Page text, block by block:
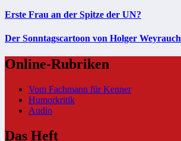
Erste Frau an der Spitze der UN?
Der Sonntagscartoon von Holger Weyrauch
Online-Rubriken
Vom Fachmann für Kenner
Humorkritik
Audio
Das Heft